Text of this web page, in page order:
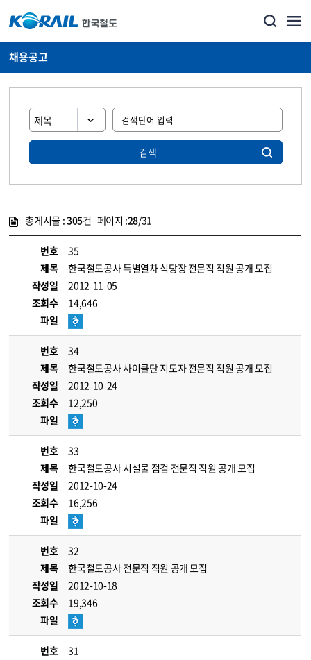
채용공고
검색
총게시물 :305건 페이지 :28/31
번호
35
제목
한국철도공사 특별열차 식당장 전문직 직원 공개 모집
작성일
2012-11-05
조회수
14,646
파일
번호
34
제목
한국철도공사 사이클단 지도자 전문직 직원 공개 모집
작성일
2012-10-24
조회수
12,250
파일
번호
33
제목
한국철도공사 시설물 점검 전문직 직원 공개 모집
작성일
2012-10-24
조회수
16,256
파일
번호
32
제목
한국철도공사 전문직 직원 공개 모집
작성일
2012-10-18
조회수
19,346
파일
번호
31